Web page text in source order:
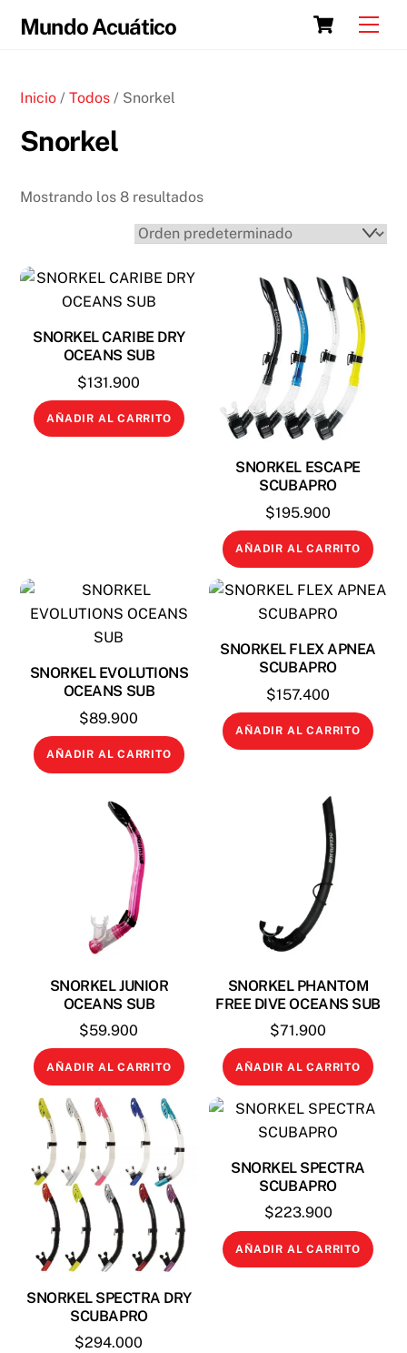
Cart
Mundo Acuático
Inicio /Todos / Snorkel
Snorkel
Mostrando los 8 resultados
SNORKEL CARIBE DRY
OCEANS SUB
$131.900
AÑADIR AL CARRITO
SNORKEL ESCAPE
SCUBAPRO
$195.900
AÑADIR AL CARRITO
SNORKEL EVOLUTIONS
OCEANS SUB
$89.900
AÑADIR AL CARRITO
SNORKEL FLEX APNEA
SCUBAPRO
$157.400
AÑADIR AL CARRITO
SNORKEL JUNIOR
OCEANS SUB
$59.900
AÑADIR AL CARRITO
SNORKEL PHANTOM
FREE DIVE OCEANS SUB
$71.900
AÑADIR AL CARRITO
SNORKEL SPECTRA DRY
SCUBAPRO
$294.000
SNORKEL SPECTRA
SCUBAPRO
$223.900
AÑADIR AL CARRITO